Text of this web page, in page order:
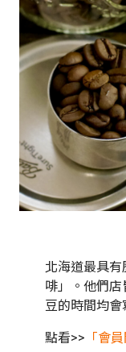
北海道最具
啡」。他們
豆的時間均會
點看>> 「會